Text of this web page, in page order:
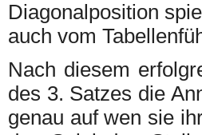
Diagonalposition
auch vom
Nach diesem
des 3. Satzes die
genau auf wen sie